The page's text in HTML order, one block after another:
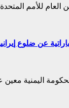
العام للأمم
عن ضلوع
اليمنية